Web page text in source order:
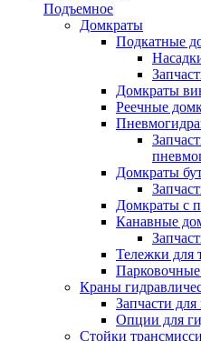
Подъемное
Домкраты
Подкатные
Домкраты
Реечные
Домкраты
Домкраты с
Канавные
Тележки для
Краны
Запчасти
Опции для
Стойки